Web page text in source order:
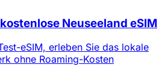
Neuseeland eSIM
eSIM, erleben Sie das lokale
ohne Roaming-Kosten